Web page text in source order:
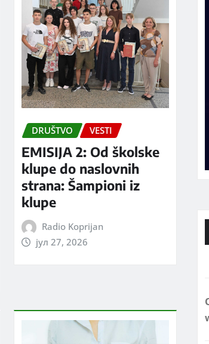
DRUŠTVO VESTI
EMISIJA 2: Od školske
klupe do naslovnih
strana: Šampioni iz
klupe
Radio Koprijan
јул 27, 2026